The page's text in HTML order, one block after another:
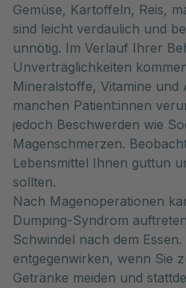
Gemüse, Kartoffeln, Reis,
sind leicht verdaulich und
unnötig. Im Verlauf Ihrer
Unverträglichkeiten
Mineralstoffe, Vitamine und
manchen Patient:innen
jedoch Beschwerden wie
Magenschmerzen.
Lebensmittel Ihnen guttun
sollten.
Nach Magenoperationen
Dumping-Syndrom
Schwindel nach dem
entgegenwirken, wenn Sie
Getränke meiden und